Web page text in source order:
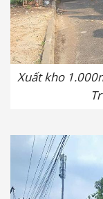
Xuất kho